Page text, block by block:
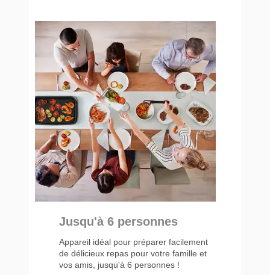
Jusqu'à 6 personnes
Appareil idéal pour préparer facilement
de délicieux repas pour votre famille et
vos amis, jusqu'à 6 personnes !